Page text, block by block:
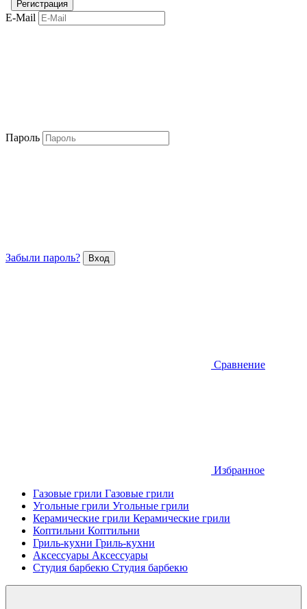
E-Mail
Пароль
Забыли пароль?
Сравнение
Избранное
Газовые грили Газовые грили
Угольные грили Угольные грили
Керамические грили Керамические грили
Коптильни Коптильни
Гриль-кухни Гриль-кухни
Аксессуары Аксессуары
Студия барбекю Студия барбекю